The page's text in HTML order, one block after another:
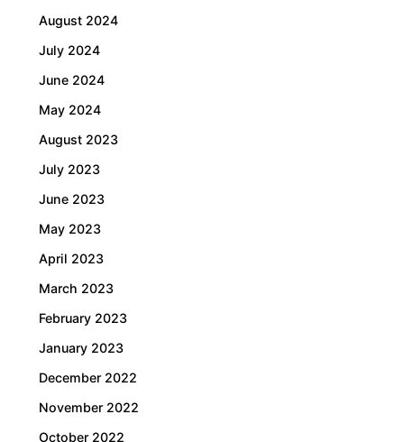
August 2024
July 2024
June 2024
May 2024
August 2023
July 2023
June 2023
May 2023
April 2023
March 2023
February 2023
January 2023
December 2022
November 2022
October 2022